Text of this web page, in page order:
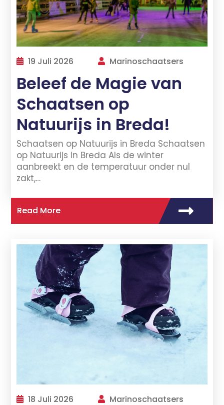
19 Juli 2026 Marinoschaatsers
Beleef de Magie van
Schaatsen op
Natuurijs in Breda!
Schaatsen op Natuurijs in Breda Schaatsen
op Natuurijs in Breda Als de winter
aanbreekt en de temperatuur onder nul
zakt,…
Read More
18 Juli 2026 Marinoschaatsers